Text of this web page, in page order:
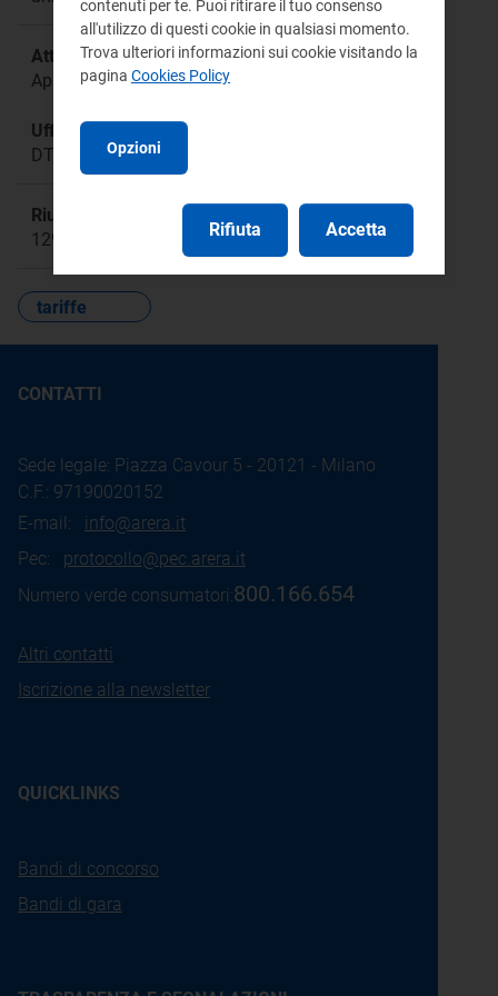
Attività:
Approvazione tariffaria
Ufficio responsabile:
DTAC
Riunione:
1290
tariffe
CONTATTI
Sede legale: Piazza Cavour 5 - 20121 - Milano
C.F.: 97190020152
E-mail: info@arera.it
Pec: protocollo@pec.arera.it
Numero verde consumatori:800.166.654
Altri contatti
Iscrizione alla newsletter
QUICKLINKS
Bandi di concorso
Bandi di gara
contenuti per te. Puoi ritirare il tuo consenso
all'utilizzo di questi cookie in qualsiasi momento.
Trova ulteriori informazioni sui cookie visitando la
pagina Cookies Policy
Opzioni
Rifiuta Accetta